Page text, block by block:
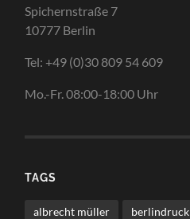
Spichernstraße 7
10777 Berlin
Tel: +49 (0)30 809 54 609
Mo.-Fr. 08:00-18:00 Uhr
TAGS
albrecht müller berlindruck